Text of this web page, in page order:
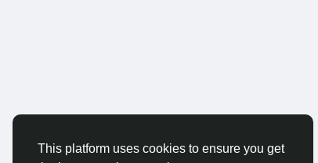
This platform uses cookies to ensure you get